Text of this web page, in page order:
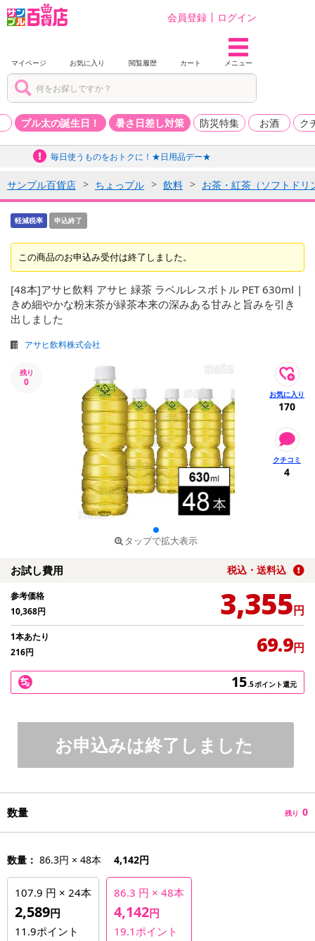
会員登録 ログイン
マイページ お気に入り 閲覧履歴 カート メニュー
プル太の誕生日！ 暑さ日差し対策 防災特集 お酒 ク
毎日使うものをおトクに！★日用品デー★
サンプル百貨店 ちょっプル 飲料 お茶・紅茶（ソフトドリ
軽減税率 申込終了
この商品のお申込み受付は終了しました。
[48本]アサヒ飲料 アサヒ 緑茶 ラベルレスボトル PET 630ml |
きめ細やかな粉末茶が緑茶本来の深みある甘みと旨みを引き
出しました
アサヒ飲料株式会社
残り
0
タップで拡大表示
170
4
お試し費用 税込・送料込
参考価格
10,368円 3,355円
1本あたり
216円 69.9円
15.5ポイント還元
お申込みは終了しました
数量 残り 0
数量： 86.3円 × 48本 4,142円
107.9 円 × 24本
2,589円
11.9ポイント
86.3 円 × 48本
4,142円
19.1 ポイント